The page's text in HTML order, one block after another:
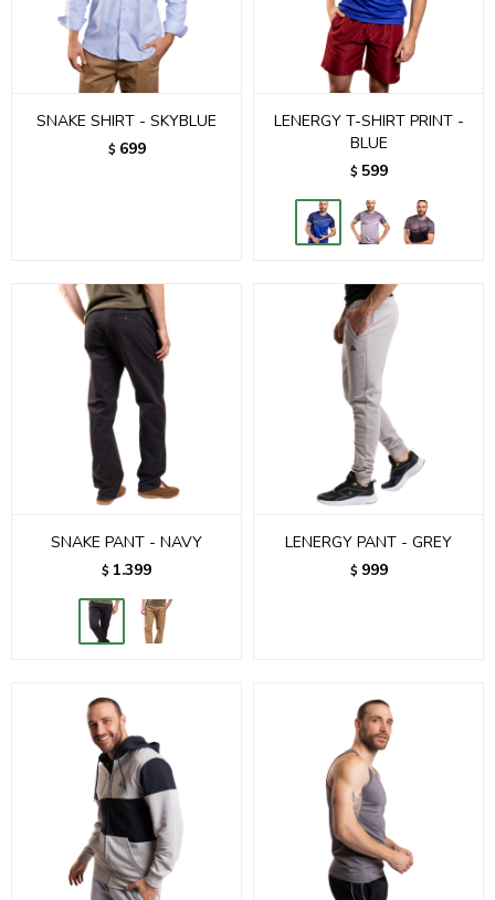
SNAKE SHIRT - SKYBLUE
$ 699
LENERGY T-SHIRT PRINT -
BLUE
$ 599
SNAKE PANT - NAVY
$ 1.399
LENERGY PANT - GREY
$ 999